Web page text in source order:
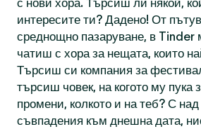
с нови хора. Търсиш ли някой,
интересите ти? Дадено! От
среднощно пазаруване, в
чатиш с хора за нещата, които
Търсиш си компания за
търсиш човек, на когото му пука
промени, колкото и на теб? С
съвпадения към днешна дата,